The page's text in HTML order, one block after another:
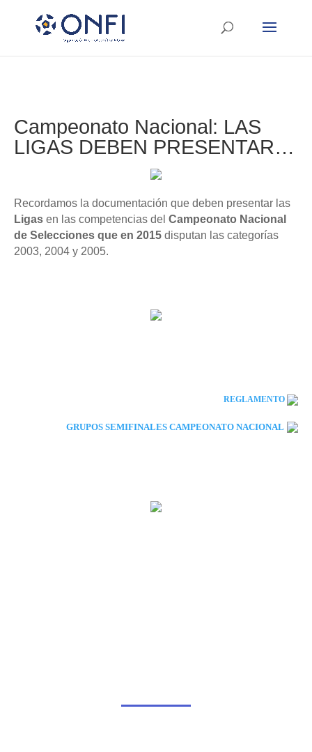
Campeonato Nacional: LAS
LIGAS DEBEN PRESENTAR…
Recordamos la documentación que deben presentar las
Ligas en las competencias del Campeonato Nacional
de Selecciones que en 2015 disputan las categorías
2003, 2004 y 2005.
REGLAMENTO
GRUPOS SEMIFINALES CAMPEONATO NACIONAL